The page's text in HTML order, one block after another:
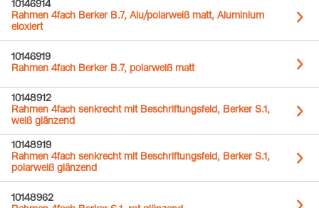
10146914
Rahmen 4fach Berker B.7, Alu/polarweiß matt, Aluminium
eloxiert
10146919
Rahmen 4fach Berker B.7, polarweiß matt
10148912
Rahmen 4fach senkrecht mit Beschriftungsfeld, Berker S.1,
weiß glänzend
10148919
Rahmen 4fach senkrecht mit Beschriftungsfeld, Berker S.1,
polarweiß glänzend
10148962